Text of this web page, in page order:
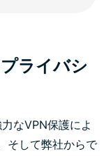
ライバシ
なVPN保護によ
そして弊社からで